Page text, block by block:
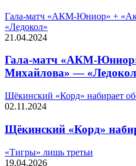
Гала-матч «АКМ-Юниор» +
«Ледокол»
21.04.2024
Гала-матч «АКМ-
Михайлова» —
Щёкинский «Корд» набирает
02.11.2024
Щёкинский «Корд»
«Тигры» лишь третьи
19.04.2026